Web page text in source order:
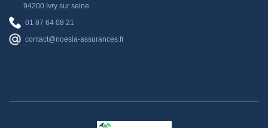
94200 Ivry sur seine
01 87 64 08 21
contact@noesia-assurances.fr